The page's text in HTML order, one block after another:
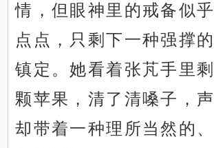
情，但眼神里的戒备似
点点，只剩下一种强撑
镇定。她看着张芃手里
颗苹果，清了清嗓子，声
却带着一种理所当然的